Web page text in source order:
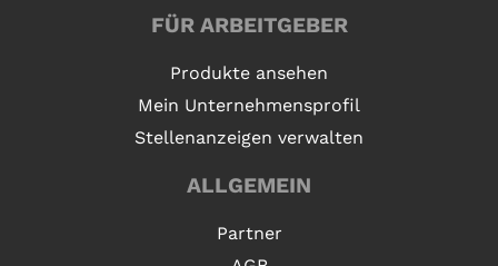
FÜR ARBEITGEBER
Produkte ansehen
Mein Unternehmensprofil
Stellenanzeigen verwalten
ALLGEMEIN
Partner